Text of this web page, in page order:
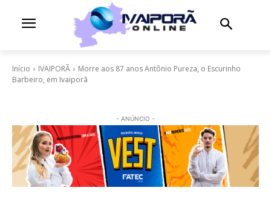
Início IVAIPORÃ
Morre aos 87 anos Antônio Pureza, o Escurinho
Barbeiro, em Ivaiporã
- ANÚNCIO -